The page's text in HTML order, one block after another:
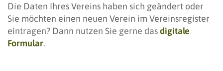
Die Daten Ihres Vereins haben sich geändert oder
Sie möchten einen neuen Verein im Vereinsregister
eintragen? Dann nutzen Sie gerne dasdigitale
Formular.